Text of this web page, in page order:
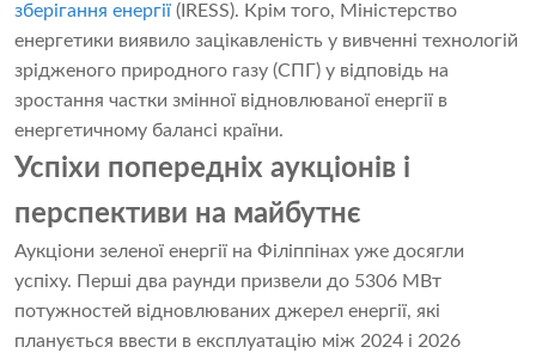
зберігання енергії (IRESS). Крім того, Міністерство
енергетики виявило зацікавленість у вивченні технологій
зрідженого природного газу (СПГ) у відповідь на
зростання частки змінної відновлюваної енергії в
енергетичному балансі країни.
Успіхи попередніх аукціонів і
перспективи на майбутнє
Аукціони зеленої енергії на Філіппінах уже досягли
успіху. Перші два раунди призвели до 5306 МВт
потужностей відновлюваних джерел енергії, які
планується ввести в експлуатацію між 2024 і 2026